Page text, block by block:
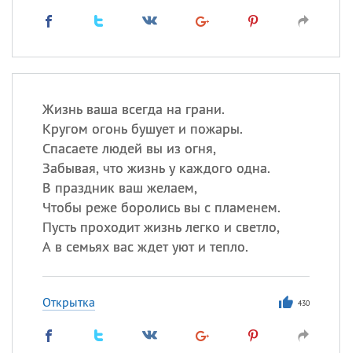
Жизнь ваша всегда на грани.
Кругом огонь бушует и пожары.
Спасаете людей вы из огня,
Забывая, что жизнь у каждого одна.
В праздник ваш желаем,
Чтобы реже боролись вы с пламенем.
Пусть проходит жизнь легко и светло,
А в семьях вас ждет уют и тепло.
Открытка 430